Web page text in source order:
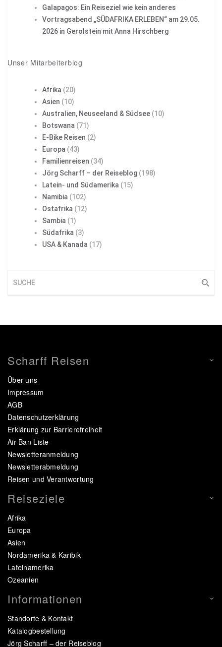
Galapagos: Ein Reiseziel wie kein anderes
Vortragsabend „SÜDAFRIKA ERLEBEN“ am 29.05.
2026 in Gerolstein mit Anna Hirschberg
Unser Mitarbeiterblog
Afrika (20)
Asien (10)
Australien, Neuseeland & Südsee (10)
Botswana (71)
E-Bike Reisen (2)
Europa (43)
Familienreisen (34)
Jörg Scharff – der Reiseblog (198)
Latein- und Südamerika (15)
Namibia (102)
Ostafrika (12)
Sambia (1)
Südafrika (3)
USA & Kanada (17)
Scharff Reisen
Über uns
Impressum
AGB
Datenschutzerklärung
Erklärung zur Barrierefreiheit
Air Ban Liste
Newsletteranmeldung
Newsletterabmeldung
Reisen und Verantwortung
Reiseziele
Afrika
Europa
Asien
Nordamerika & Karibik
Lateinamerika
Ozeanien
Informationen
Standorte & Kontakt
Katalogbestellung
Jörg Scharff – der Reiseblog